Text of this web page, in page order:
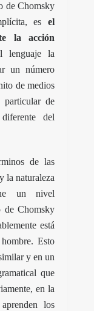
de Chomsky
esel
la acción
lenguaje la
un número
de medios
de
del
de las
la naturaleza
un nivel
de Chomsky
está
Esto
y en un
que
en la
los